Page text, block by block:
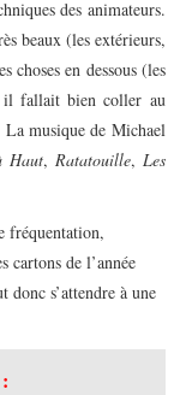
des animateurs.
beaux (les extérieurs,
choses en dessous (les
il fallait bien coller au
musique de Michael
Haut, Ratatouille, Les
fréquentation,
cartons de l’année
s’attendre à une